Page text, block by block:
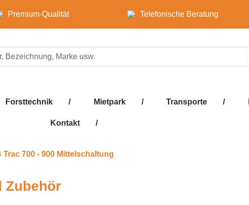
Premium-Qualität Telefonische Beratung
Forsttechnik / Mietpark / Transporte /
Kontakt /
Trac 700 - 900 Mittelschaltung
Zubehör